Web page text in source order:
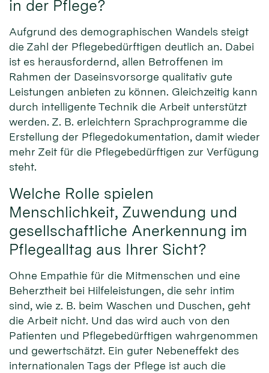
in der Pflege?
Aufgrund des demographischen Wandels steigt
die Zahl der Pflegebedürftigen deutlich an. Dabei
ist es herausfordernd, allen Betroffenen im
Rahmen der Daseinsvorsorge qualitativ gute
Leistungen anbieten zu können. Gleichzeitig kann
durch intelligente Technik die Arbeit unterstützt
werden. Z. B. erleichtern Sprachprogramme die
Erstellung der Pflegedokumentation, damit wieder
mehr Zeit für die Pflegebedürftigen zur Verfügung
steht.
Welche Rolle spielen
Menschlichkeit, Zuwendung und
gesellschaftliche Anerkennung im
Pflegealltag aus Ihrer Sicht?
Ohne Empathie für die Mitmenschen und eine
Beherztheit bei Hilfeleistungen, die sehr intim
sind, wie z. B. beim Waschen und Duschen, geht
die Arbeit nicht. Und das wird auch von den
Patienten und Pflegebedürftigen wahrgenommen
und gewertschätzt. Ein guter Nebeneffekt des
internationalen Tags der Pflege ist auch die